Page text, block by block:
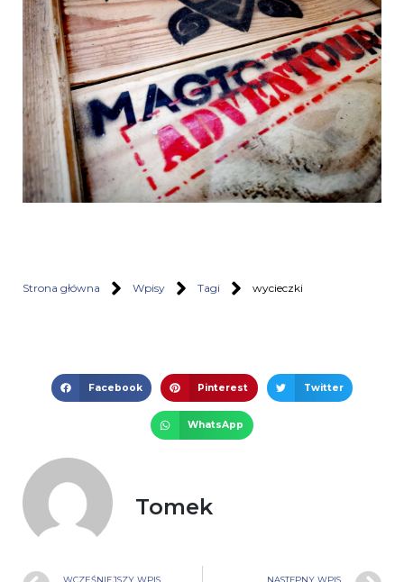
Strona główna Wpisy Tagi wycieczki
Facebook Pinterest Twitter
WhatsApp
Tomek
WCZEŚNIEJSZY WPIS NASTĘPNY WPIS